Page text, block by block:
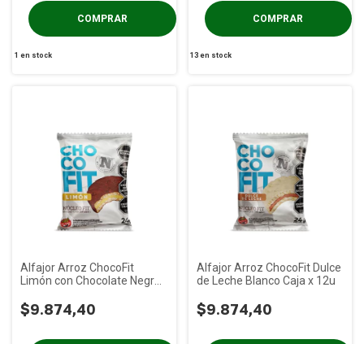
1 en stock 13 en stock
Alfajor Arroz ChocoFit
Limón con Chocolate Negro
$9.874,40
Alfajor Arroz ChocoFit Dulce
de Leche Blanco Caja x 12u
$9.874,40